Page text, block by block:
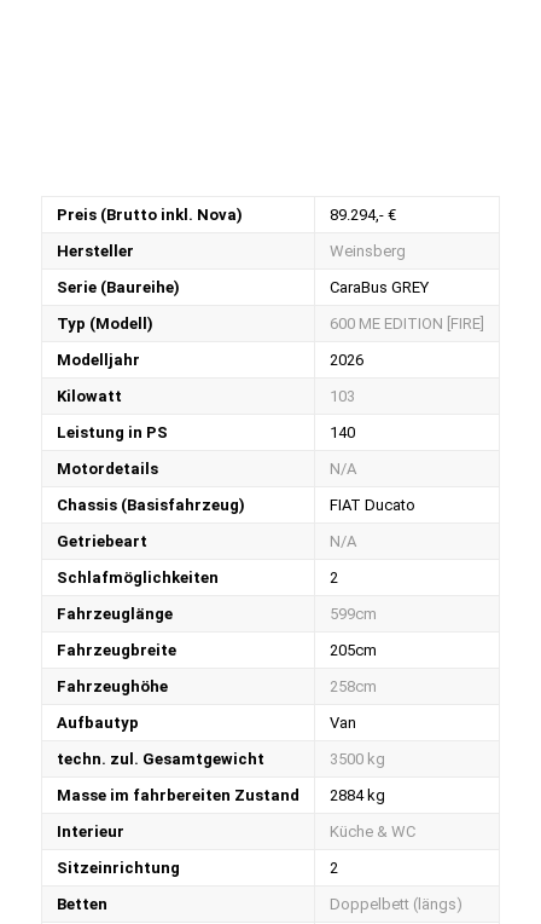
Preis (Brutto inkl. Nova)
89.294,- €
Hersteller
Weinsberg
Serie (Baureihe)
CaraBus GREY
Typ (Modell)
600 ME EDITION [FIRE]
Modelljahr
2026
Kilowatt
103
Leistung in PS
140
Motordetails
N/A
Chassis (Basisfahrzeug)
FIAT Ducato
Getriebeart
N/A
Schlafmöglichkeiten
2
Fahrzeuglänge
599cm
Fahrzeugbreite
205cm
Fahrzeughöhe
258cm
Aufbautyp
Van
techn. zul. Gesamtgewicht
3500 kg
Masse im fahrbereiten Zustand
2884 kg
Interieur
Küche & WC
Sitzeinrichtung
2
Betten
Doppelbett (längs)